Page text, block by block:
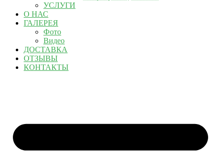
УСЛУГИ
О НАС
ГАЛЕРЕЯ
Фото
Видео
ДОСТАВКА
ОТЗЫВЫ
КОНТАКТЫ